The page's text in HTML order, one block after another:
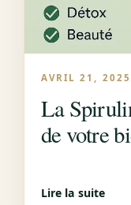
AVRIL 21, 2025
La
de votre
Lire la suite